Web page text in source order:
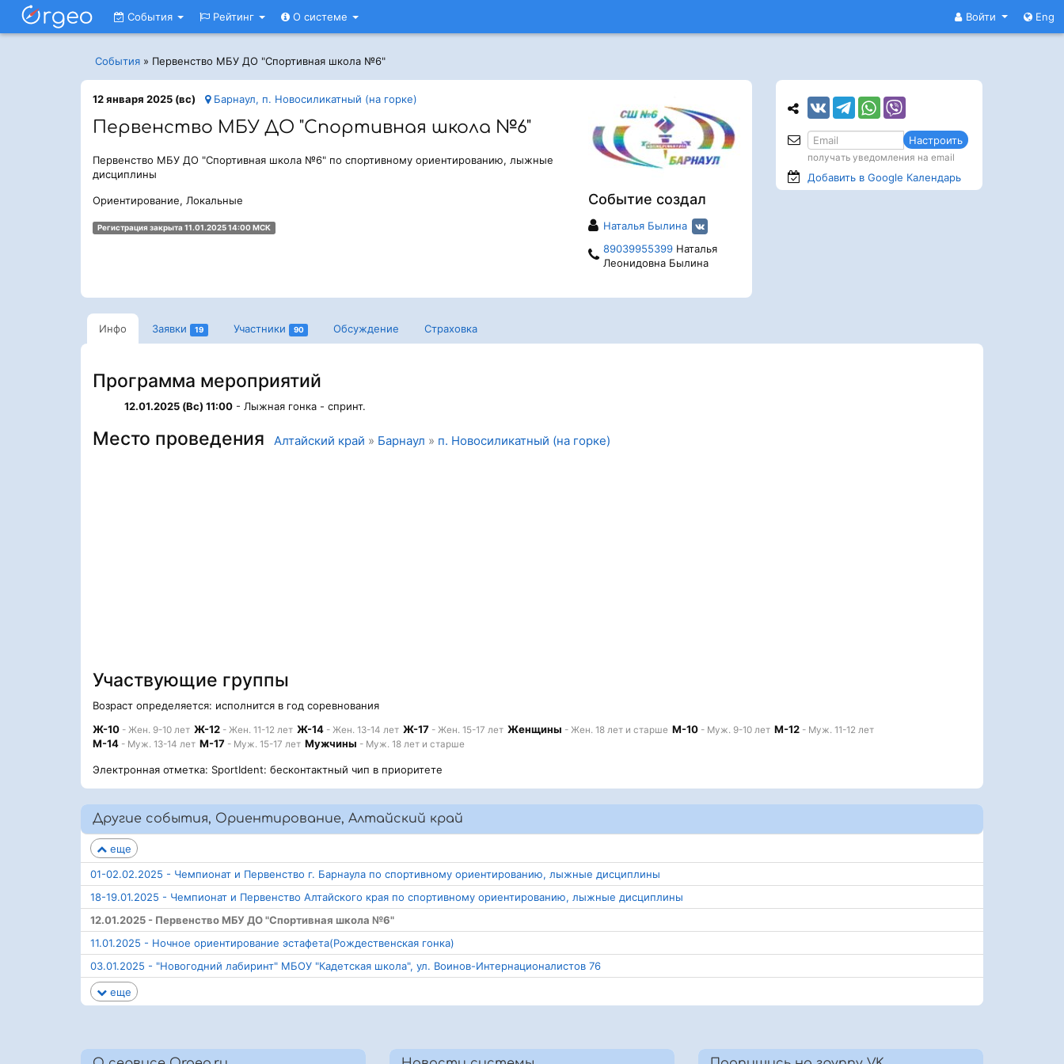
Войти Eng
События Рейтинг О системе
События » Первенство МБУ ДО "Спортивная школа №6"
Событие создал
Наталья Былина
89039955399Наталья
Леонидовна Былина
12 января 2025 (вс) Барнаул, п. Новосиликатный (на горке)
Первенство МБУ ДО "Спортивная школа №6"
Первенство МБУ ДО "Спортивная школа №6" по спортивному ориентированию, лыжные
дисциплины
Ориентирование, Локальные
Регистрация закрыта 11.01.2025 14:00 МСК
Инфо Заявки 19 Участники 90 Обсуждение Страховка
Программа мероприятий
12.01.2025 (Вс) 11:00 - Лыжная гонка - спринт.
Место проведения Алтайский край » Барнаул » п. Новосиликатный (на горке)
Участвующие группы
Возраст определяется: исполнится в год соревнования
Ж-10 - Жен. 9-10 лет Ж-12 - Жен. 11-12 лет Ж-14 - Жен. 13-14 лет Ж-17 - Жен. 15-17 лет Женщины - Жен. 18 лет и старше М-10 - Муж. 9-10 лет М-12 - Муж. 11-12 лет
М-14 - Муж. 13-14 лет М-17 - Муж. 15-17 лет Мужчины - Муж. 18 лет и старше
Электронная отметка: SportIdent: бесконтактный чип в приоритете
Другие события, Ориентирование, Алтайский край
еще
01-02.02.2025 - Чемпионат и Первенство г. Барнаула по спортивному ориентированию, лыжные дисциплины
18-19.01.2025 - Чемпионат и Первенство Алтайского края по спортивному ориентированию, лыжные дисциплины
12.01.2025 - Первенство МБУ ДО "Спортивная школа №6"
11.01.2025 - Ночное ориентирование эстафета(Рождественская гонка)
03.01.2025 - "Новогодний лабиринт" МБОУ "Кадетская школа", ул. Воинов-Интернационалистов 76
еще
Настроить
получать уведомления на email
Добавить в Google Календарь